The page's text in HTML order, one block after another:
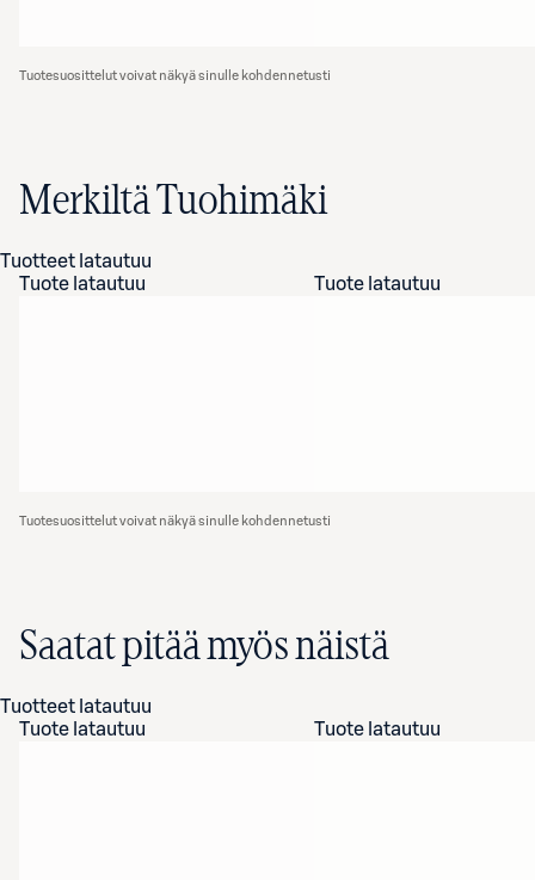
Tuotesuosittelut voivat näkyä sinulle kohdennetusti
Merkiltä Tuohimäki
Tuotteet latautuu
Tuote latautuu
Tuote latautuu
Tuotesuosittelut voivat näkyä sinulle kohdennetusti
Saatat pitää myös näistä
Tuotteet latautuu
Tuote latautuu
Tuote latautuu